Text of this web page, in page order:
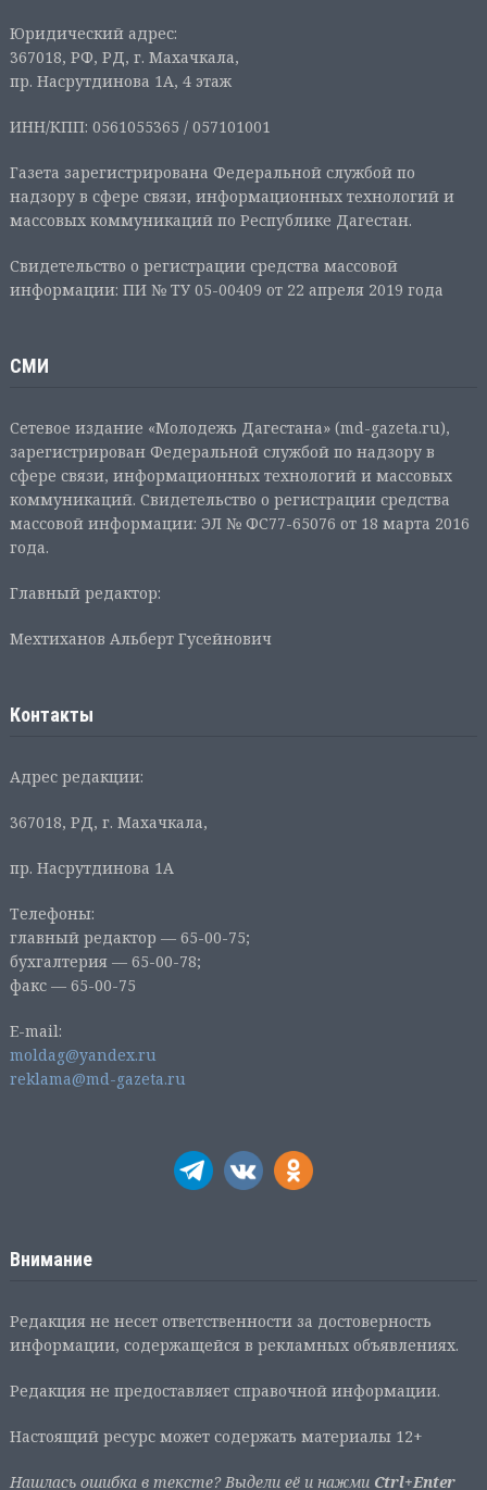
Юридический адрес:
367018, РФ, РД, г. Махачкала,
пр. Насрутдинова 1А, 4 этаж
ИНН/КПП: 0561055365 / 057101001
Газета зарегистрирована Федеральной службой по
надзору в сфере связи, информационных технологий и
массовых коммуникаций по Республике Дагестан.
Свидетельство о регистрации средства массовой
информации: ПИ № ТУ 05-00409 от 22 апреля 2019 года
СМИ
Сетевое издание «Молодежь Дагестана» (md-gazeta.ru),
зарегистрирован Федеральной службой по надзору в
сфере связи, информационных технологий и массовых
коммуникаций. Свидетельство о регистрации средства
массовой информации: ЭЛ № ФС77-65076 от 18 марта 2016
года.
Главный редактор:
Мехтиханов Альберт Гусейнович
Контакты
Адрес редакции:
367018, РД, г. Махачкала,
пр. Насрутдинова 1А
Телефоны:
главный редактор — 65-00-75;
бухгалтерия — 65-00-78;
факс — 65-00-75
E-mail:
moldag@yandex.ru
reklama@md-gazeta.ru
Внимание
Редакция не несет ответственности за достоверность
информации, содержащейся в рекламных объявлениях.
Редакция не предоставляет справочной информации.
Настоящий ресурс может содержать материалы 12+
Нашлась ошибка в тексте? Выдели её и нажми Ctrl+Enter